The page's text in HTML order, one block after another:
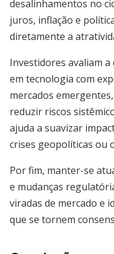
desalinhamentos no
juros, inflação e
diretamente a
Investidores avaliam
em tecnologia com
mercados
reduzir riscos
ajuda a suavizar
crises geopolíticas ou
Por fim, manter-se
e mudanças
viradas de mercado e
que se tornem